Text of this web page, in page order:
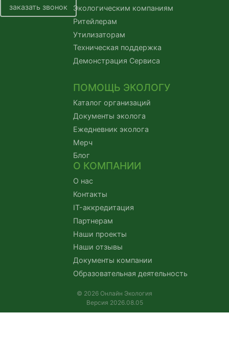
заказать звонок
Экологическим компаниям
Ритейлерам
Утилизаторам
Техническая поддержка
Демонстрация Сервиса
ПОМОЩЬ ЭКОЛОГУ
Каталог организаций
Документы эколога
Ежедневник эколога
Мерч
Блог
О КОМПАНИИ
О нас
Контакты
IT-аккредитация
Партнерам
Наши проекты
Наши отзывы
Документы компании
Образовательная деятельность
© 2026 Онлайн Экология
Версия 2026.08.05